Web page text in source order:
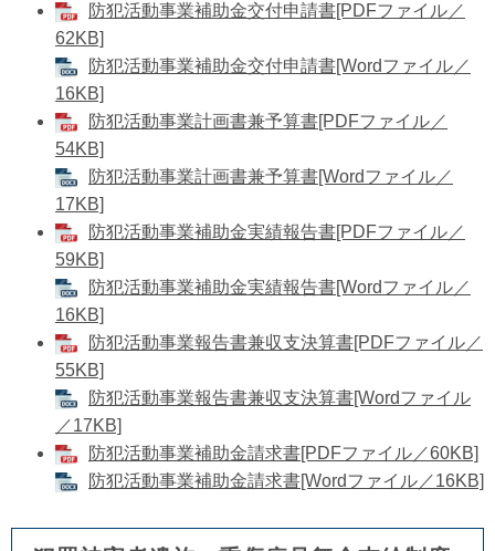
防犯活動事業補助金交付申請書[PDFファイル／
62KB]
防犯活動事業補助金交付申請書[Wordファイル／
16KB]
防犯活動事業計画書兼予算書[PDFファイル／
54KB]
防犯活動事業計画書兼予算書[Wordファイル／
17KB]
防犯活動事業補助金実績報告書[PDFファイル／
59KB]
​防犯活動事業補助金実績報告書[Wordファイル／
16KB]
防犯活動事業報告書兼収支決算書[PDFファイル／
55KB]
防犯活動事業報告書兼収支決算書[Wordファイル
／17KB]
防犯活動事業補助金請求書[PDFファイル／60KB]
防犯活動事業補助金請求書[Wordファイル／16KB]